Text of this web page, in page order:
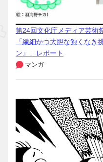
第24回文化庁メディア芸術
「繊細かつ大胆な飽くなき
ン』」レポート
マンガ